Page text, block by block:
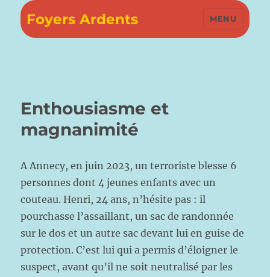
Foyers Ardents MENU
Enthousiasme et
magnanimité
A Annecy, en juin 2023, un terroriste blesse 6
personnes dont 4 jeunes enfants avec un
couteau. Henri, 24 ans, n’hésite pas : il
pourchasse l’assaillant, un sac de randonnée
sur le dos et un autre sac devant lui en guise de
protection. C’est lui qui a permis d’éloigner le
suspect, avant qu’il ne soit neutralisé par les